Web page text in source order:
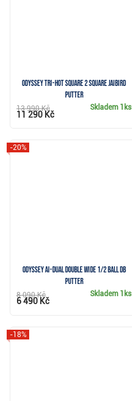
Odyssey Tri-Hot Square 2 Square Jaibird
putter
Skladem 1ks
13 990 Kč
11 290 Kč
Odyssey Ai-DUAL Double Wide 1/2 Ball DB
putter
-20%
Skladem 1ks
8 090 Kč
6 490 Kč
-18%